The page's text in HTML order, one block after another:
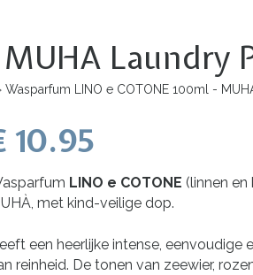
Laundry
Wasparfum LINO e COTONE 100ml -
10.95
LINO e COTONE (linnen
met kind-veilige dop.
een heerlijke intense, eenvoudige
reinheid. De tonen van zeewier,